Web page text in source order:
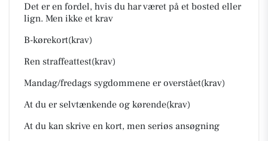
Det er en fordel, hvis du har været på et bosted eller
lign. Men ikke et krav
B-kørekort(krav)
Ren straffeattest(krav)
Mandag/fredags sygdommene er overstået(krav)
At du er selvtænkende og kørende(krav)
At du kan skrive en kort, men seriøs ansøgning